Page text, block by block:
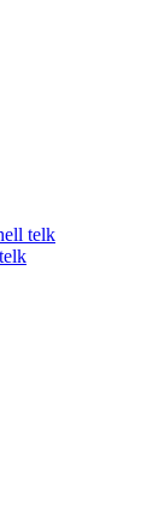
telk